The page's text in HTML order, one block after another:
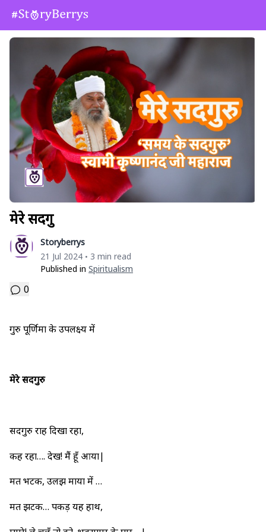
मेरे सदगुरु
Storyberrys
21 Jul 2024 • 3 min read
Published in Spiritualism
0
गुरु पूर्णिमा के उपलक्ष्य में
मेरे सदगुरु
सदगुरु राह दिखा रहा,
कह रहा…. देख! मैं हूँ आया|
मत भटक, उलझ माया में …
मत झटक… पकड़ यह हाथ,